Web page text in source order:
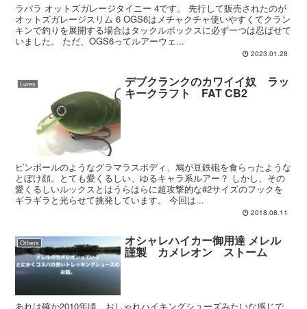
ラパラ オットズガレージタイニー 4です。 先行して販売されたのが
オットズガレージスリム 6 OGS6はメチャクチャ使いやすくてクラン
キンで釣りを展開する場合はタックルボックスに必ず一つは忍ばせて
いました。 ただ、OGS6ってルアーウェ...
2023.01.28
Lures デブクランクのカワイイ奴 ラッ
キークラフト FAT CB2
ピンボールのようなグラマラスボディ、鳩が豆鉄砲を食らったような
とぼけ顔。とても愛くるしい、ゆるキャラ系ルアー？ しかし、その
愛くるしいルックスとはうらはらに超攻撃的な#2サイズのフックを
ギラギラと光らせて挑発しています。 今回は...
2018.08.11
Others オシャレハイカー御用達 メレル
謹製 カメレオン ストーム
あれは確か2010年頃、おしゃれハイキングシューズみたいな感じで